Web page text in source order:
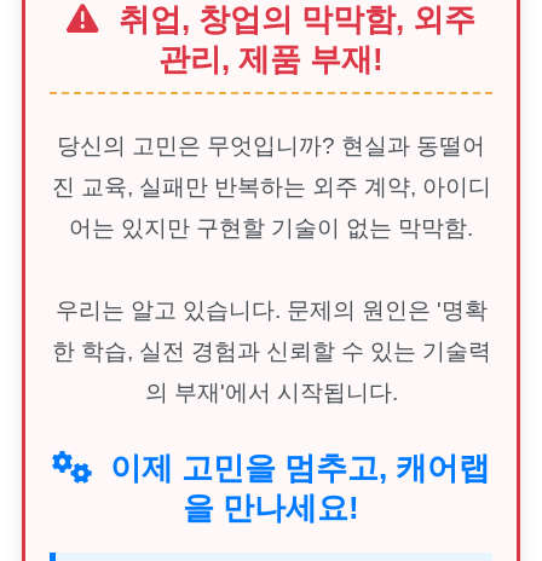
취업, 창업의 막막함, 외주
관리, 제품 부재!
당신의 고민은 무엇입니까? 현실과 동떨어
진 교육, 실패만 반복하는 외주 계약, 아이디
어는 있지만 구현할 기술이 없는 막막함.
우리는 알고 있습니다. 문제의 원인은 '명확
한 학습, 실전 경험과 신뢰할 수 있는 기술력
의 부재'에서 시작됩니다.
이제 고민을 멈추고, 캐어랩
을 만나세요!